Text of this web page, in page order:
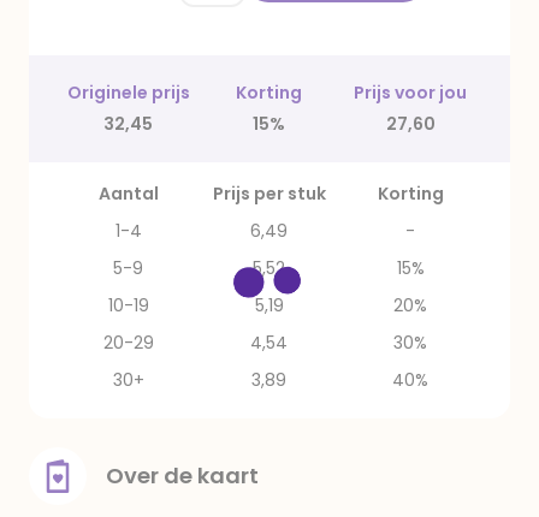
Originele prijs Korting
Prijs voor jou
32,45
15% 27,60
Aantal Prijs per stuk
Korting
1-4
6,49
-
5-9
5,52
15%
10-19
5,19
20%
20-29
4,54
30%
30+
3,89 40%
Over de kaart